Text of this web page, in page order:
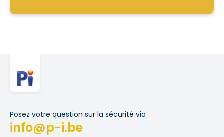
Posez votre question sur la sécurité via
info@p-i.be